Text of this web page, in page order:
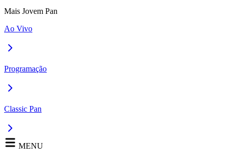
Mais Jovem Pan
Ao Vivo
Programação
Classic Pan
MENU